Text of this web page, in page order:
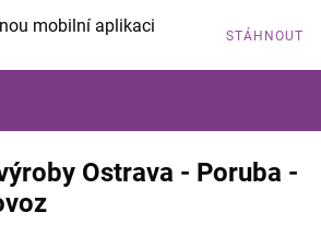
mobilní aplikaci STÁHNOUT
Ostrava - Poruba -